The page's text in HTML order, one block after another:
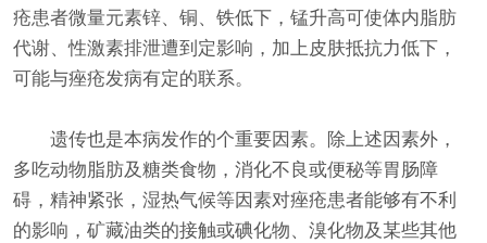
疮患者微量元素锌、铜、铁低下，锰升高可使体内脂肪
代谢、性激素排泄遭到定影响，加上皮肤抵抗力低下，
可能与痤疮发病有定的联系。
遗传也是本病发作的个重要因素。除上述因素外，
多吃动物脂肪及糖类食物，消化不良或便秘等胃肠障
碍，精神紧张，湿热气候等因素对痤疮患者能够有不利
的影响，矿藏油类的接触或碘化物、溴化物及某些其他